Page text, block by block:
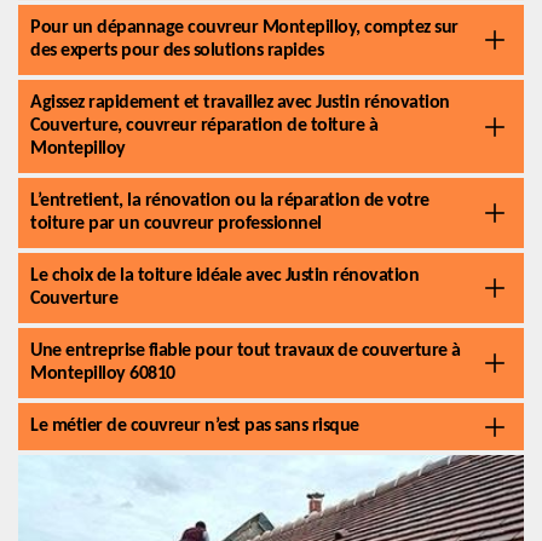
Pour un dépannage couvreur Montepilloy, comptez sur
des experts pour des solutions rapides
Agissez rapidement et travaillez avec Justin rénovation
Couverture, couvreur réparation de toiture à
Montepilloy
L’entretient, la rénovation ou la réparation de votre
toiture par un couvreur professionnel
Le choix de la toiture idéale avec Justin rénovation
Couverture
Une entreprise fiable pour tout travaux de couverture à
Montepilloy 60810
Le métier de couvreur n’est pas sans risque